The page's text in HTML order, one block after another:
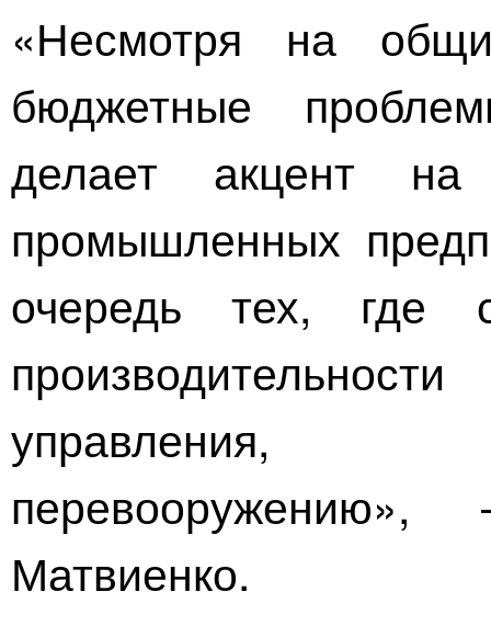
«Несмотря на
бюджетные
делает акцент на
промышленных
очередь тех, где
управления,
Матвиенко.